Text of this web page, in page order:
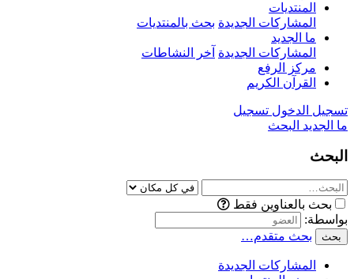
المنتديات
المشاركات الجديدة بحث بالمنتديات
ما الجديد
المشاركات الجديدة آخر النشاطات
مركز الرفع
القرآن الكريم
تسجيل الدخول تسجيل
ما الجديد البحث
البحث
بحث بالعناوين فقط
بواسطة:
بحث بحث متقدم…
المشاركات الجديدة